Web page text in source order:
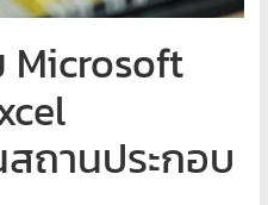
Microsoft
ถานประกอบ